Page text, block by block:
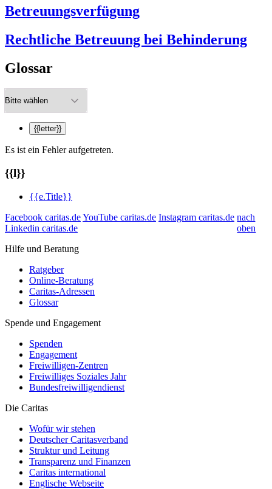
Betreuungsverfügung
Rechtliche Betreuung bei Behinderung
Glossar
{{letter}}
Es ist ein Fehler aufgetreten.
{{l}}
{{e.Title}}
Facebook caritas.deYouTube caritas.de Instagram caritas.de
Linkedin caritas.de
nach
oben
Hilfe und Beratung
Ratgeber
Online-Beratung
Caritas-Adressen
Glossar
Spende und Engagement
Spenden
Engagement
Freiwilligen-Zentren
Freiwilliges Soziales Jahr
Bundesfreiwilligendienst
Die Caritas
Wofür wir stehen
Deutscher Caritasverband
Struktur und Leitung
Transparenz und Finanzen
Caritas international
Englische Webseite